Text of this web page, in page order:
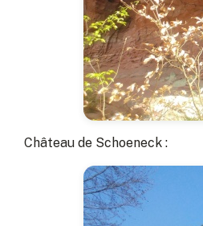
Château de Schoeneck :